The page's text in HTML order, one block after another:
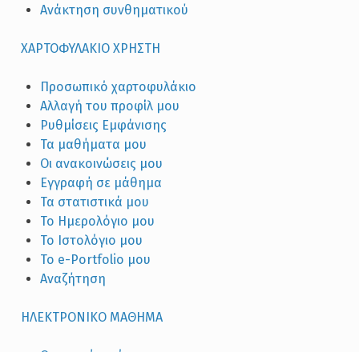
Ανάκτηση συνθηματικού
ΧΑΡΤΟΦΥΛΑΚΙΟ ΧΡΗΣΤΗ
Προσωπικό χαρτοφυλάκιο
Αλλαγή του προφίλ μου
Ρυθμίσεις Εμφάνισης
Τα μαθήματα μου
Οι ανακοινώσεις μου
Εγγραφή σε μάθημα
Τα στατιστικά μου
Το Ημερολόγιο μου
Το Ιστολόγιο μου
Το e-Portfolio μου
Αναζήτηση
ΗΛΕΚΤΡΟΝΙΚΟ ΜΑΘΗΜΑ